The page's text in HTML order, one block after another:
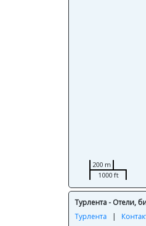
200 m
1000 ft
Турлента - Отели,
Турлента |